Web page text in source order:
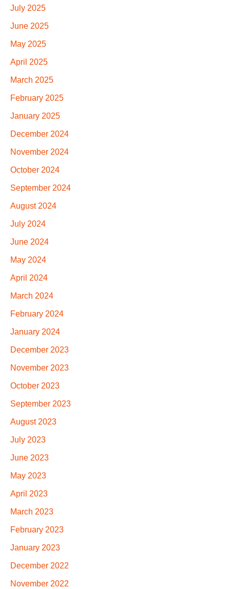
July 2025
June 2025
May 2025
April 2025
March 2025
February 2025
January 2025
December 2024
November 2024
October 2024
September 2024
August 2024
July 2024
June 2024
May 2024
April 2024
March 2024
February 2024
January 2024
December 2023
November 2023
October 2023
September 2023
August 2023
July 2023
June 2023
May 2023
April 2023
March 2023
February 2023
January 2023
December 2022
November 2022